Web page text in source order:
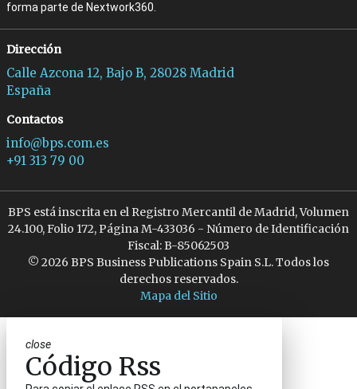
forma parte de Nextwork360.
Dirección
Calle Azcona 12, Bajo B, 28028 Madrid
España
Contactos
info@bps.com.es
+91 313 79 00
BPS está inscrita en el Registro Mercantil de Madrid, Volumen
24.100, Folio 172, Página M-433036 - Número de Identificación
Fiscal: B-85062503
© 2026 BPS Business Publications Spain S.L. Todos los
derechos reservados.
Mapa del Sitio
close
Código Rss